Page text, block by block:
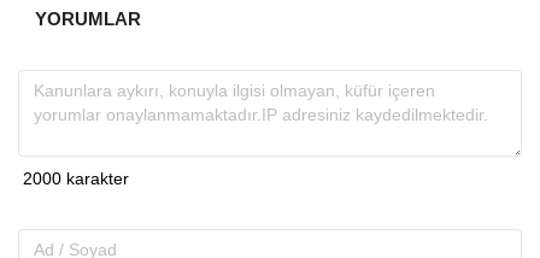
YORUMLAR